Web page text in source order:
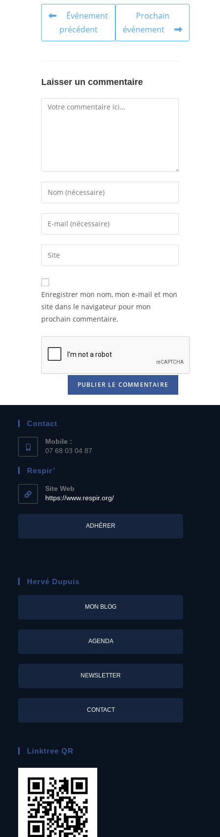
Événement
précédent
Prochain
événement
Laisser un commentaire
Enregistrer mon nom, mon e-mail et mon
site dans le navigateur pour mon
prochain commentaire.
Contact
Mobile :
07 68 03 04 87
Respir’
Site Web
https://www.respir.org/
ADHÉRER
Hervé Dupuis
MON BLOG
AGENDA
NEWSLETTER
CONTACT
Linktree QR